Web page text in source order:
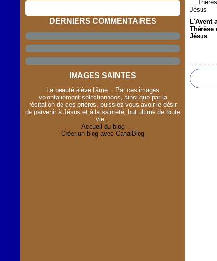
DERNIERS COMMENTAIRES
IMAGES SAINTES
La beauté élève l'âme... Par ces images
volontairement sélectionnées, ainsi que par la
récitation de ces prières, puissiez-vous avoir le désir
de parvenir à Jésus et à la sainteté, but ultime de toute
vie...
Accueil du blog
Créer un blog avec CanalBlog
L'Avent
Thérèse
Jésus